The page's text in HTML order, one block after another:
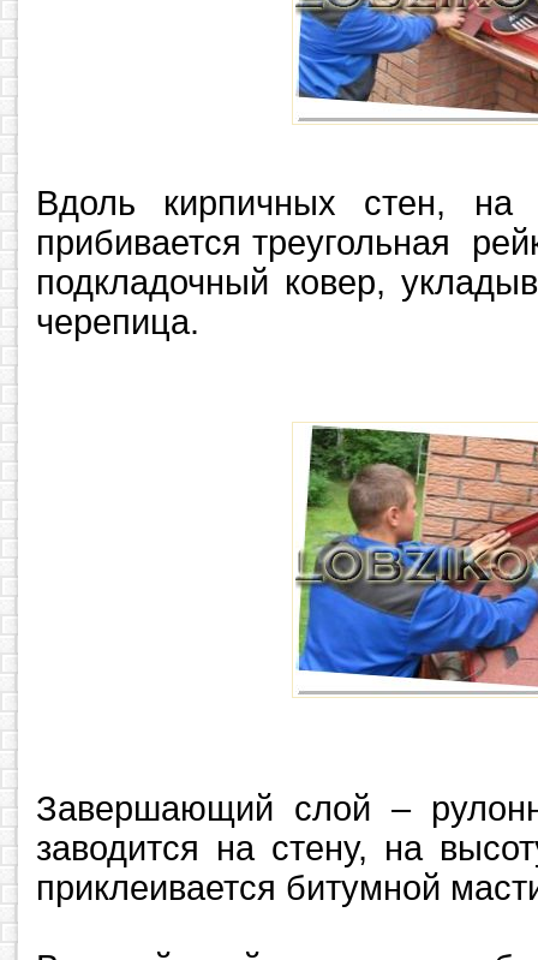
Вдоль кирпичных стен, на
прибивается треугольная
подкладочный ковер,
черепица.
Завершающий слой –
заводится на стену, на
приклеивается битумной